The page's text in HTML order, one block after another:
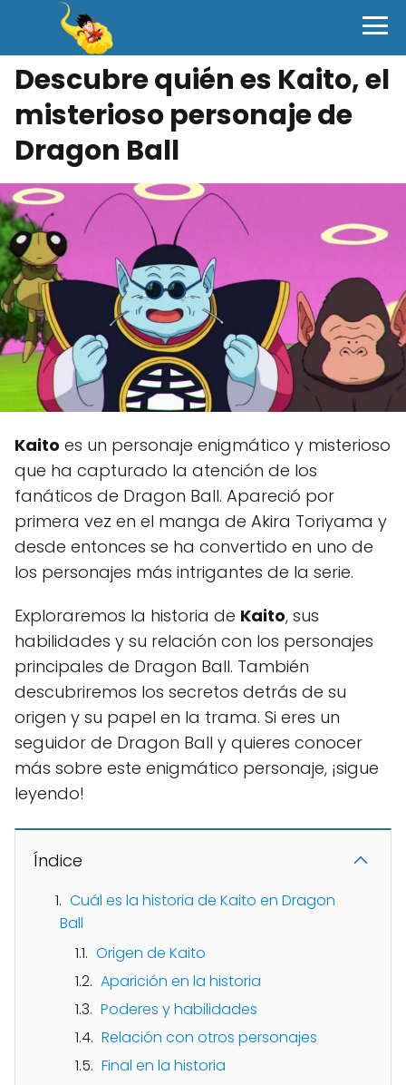
Descubre quién es Kaito, el
misterioso personaje de
Dragon Ball
Kaito es un personaje enigmático y misterioso
que ha capturado la atención de los
fanáticos de Dragon Ball. Apareció por
primera vez en el manga de Akira Toriyama y
desde entonces se ha convertido en uno de
los personajes más intrigantes de la serie.
Exploraremos la historia de Kaito, sus
habilidades y su relación con los personajes
principales de Dragon Ball. También
descubriremos los secretos detrás de su
origen y su papel en la trama. Si eres un
seguidor de Dragon Ball y quieres conocer
más sobre este enigmático personaje, ¡sigue
leyendo!
Índice
Cuál es la historia de Kaito en Dragon
Ball
Origen de Kaito
Aparición en la historia
Poderes y habilidades
Relación con otros personajes
Final en la historia